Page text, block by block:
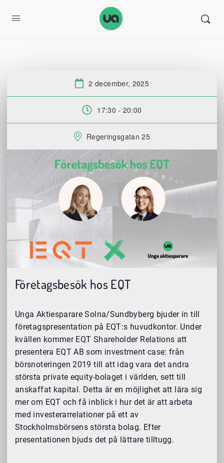
Datum:
2 december, 2025
Tid:
17:30 - 20:00
Plats:
Regeringsgatan 25
Företagsbesök hos EQT
Unga Aktiesparare Solna/Sundbyberg bjuder in till
företagspresentation på EQT:s huvudkontor. Under
kvällen kommer EQT Shareholder Relations att
presentera EQT AB som investment case: från
börsnoteringen 2019 till att idag vara det andra
största private equity-bolaget i världen, sett till
anskaffat kapital. Detta är en möjlighet att lära sig
mer om EQT och få inblick i hur det är att arbeta
med investerarrelationer på ett av
Stockholmsbörsens största bolag. Efter
presentationen bjuds det på lättare tilltugg.